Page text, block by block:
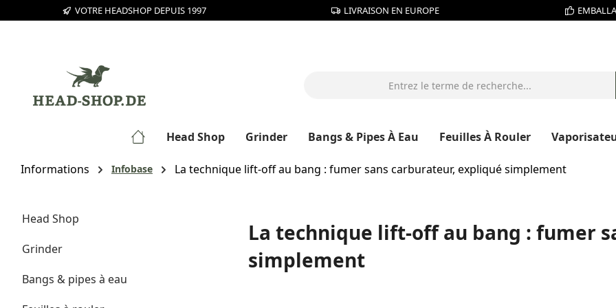
au contenu principal
Passer à la recherche
Passer à la navigation principale
VOTRE HEADSHOP DEPUIS 1997 LIVRAISON EN EUROPE
Head Shop Grinder Bangs & Pipes À Eau Feuilles À Rouler
Informations Infobase La technique lift-off au bang : fumer sans carburateur, expliqué simplement
Head Shop
Grinder
Bangs & pipes à eau
La technique lift-off au bang : fumer
simplement